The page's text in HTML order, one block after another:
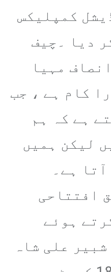
کمپلیکس
دیا ۔چیف
مہیا
کام ہے ، جب
ہے کہ ہم
لیکن ہمیں
ہے۔
افتتاحی
ہوئے
علی شاہ